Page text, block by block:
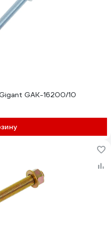
GAK-16200/10